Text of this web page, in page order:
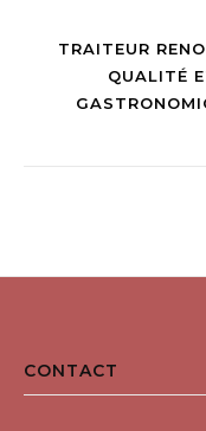
TRAITEUR
QUALITÉ
CONTACT